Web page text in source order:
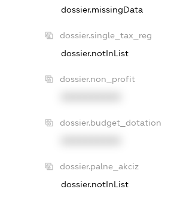
dossier.missingData
dossier.single_tax_reg
dossier.notInList
dossier.non_profit
dossier.budget_dotation
dossier.palne_akciz
dossier.notInList